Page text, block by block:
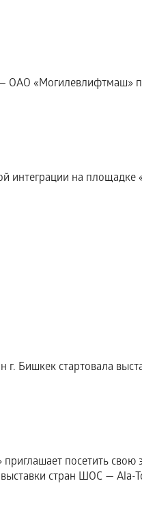
ОАО «Могилевлифтмаш»
интеграции на
г. Бишкек стартовала
посетить
стран ШОС — Ala-